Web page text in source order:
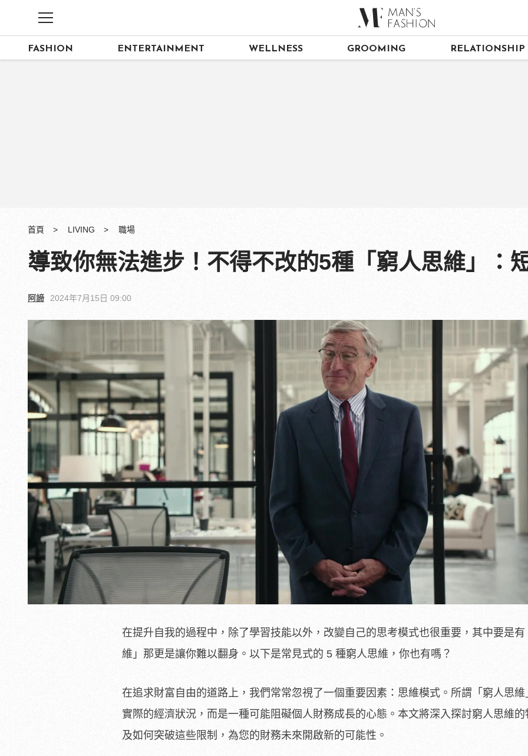
FASHION ENTERTAINMENT WELLNESS GROOMING RELATIONSHIP
首頁 LIVING 職場
導致你無法進步！不得不改的5種「窮人思維」：
阿諦 2024年7月15日 09:00
在提升自我的過程中，除了學習技能以外，改變自己的思考模式也很重要，其中要是有
維」那更是讓你難以翻身。以下是常見式的 5 種窮人思維，你也有嗎？
在追求財富自由的道路上，我們常常忽視了一個重要因素：思維模式。所謂「窮人思維
實際的經濟狀況，而是一種可能阻礙個人財務成長的心態。本文將深入探討窮人思維的
及如何突破這些限制，為您的財務未來開啟新的可能性。